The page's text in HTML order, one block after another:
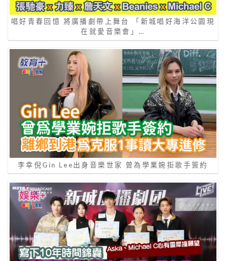
唱好青春回憶 將廣播劇帶上舞台 「新城唱好海洋公園現
在就愛音樂會」…
李幸倪Gin Lee出身音樂世家 曾為學業婉拒歌手簽約